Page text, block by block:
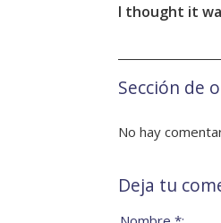
I thought it
Sección de
No hay
Deja tu